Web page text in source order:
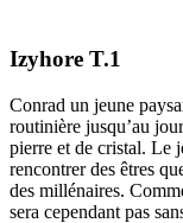
Izyhore T.1
Conrad un jeune
routinière jusqu’au
pierre et de cristal. Le
rencontrer des êtres
des millénaires.
sera cependant pas